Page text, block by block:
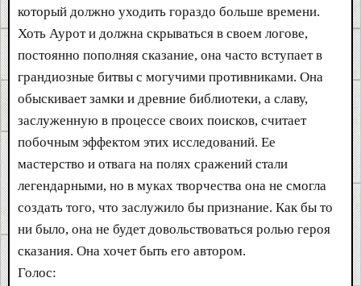
который должно уходить гораздо больше времени.
Хоть Аурот и должна скрываться в своем логове,
постоянно пополняя сказание, она часто вступает в
грандиозные битвы с могучими противниками. Она
обыскивает замки и древние библиотеки, а славу,
заслуженную в процессе своих поисков, считает
побочным эффектом этих исследований. Ее
мастерство и отвага на полях сражений стали
легендарными, но в муках творчества она не смогла
создать того, что заслужило бы признание. Как бы то
ни было, она не будет довольствоваться ролью героя
сказания. Она хочет быть его автором.
Голос: